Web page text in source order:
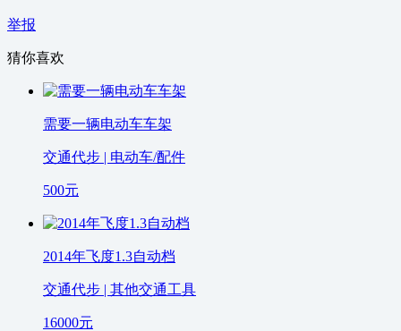
举报
猜你喜欢
需要一辆电动车车架
交通代步 | 电动车/配件
500元
2014年飞度1.3自动档
交通代步 | 其他交通工具
16000元